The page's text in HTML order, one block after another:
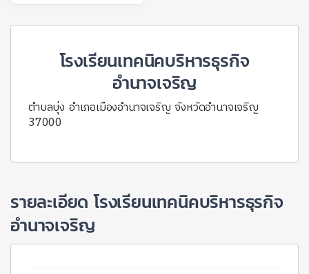
โรงเรียนเทคนิคบริหารธุรกิจ
อำนาจเจริญ
ตำบลบุ่ง อำเภอเมืองอำนาจเจริญ จังหวัดอำนาจเจริญ
37000
รายละเอียด โรงเรียนเทคนิคบริหารธุรกิจ
อำนาจเจริญ